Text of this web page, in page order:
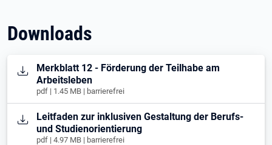
Downloads
Öffnet in neuem Tab
Merkblatt 12 - Förderung der Teilhabe am
Arbeitsleben
pdf | 1.45 MB | barrierefrei
Öffnet in neuem Tab
Leitfaden zur inklusiven Gestaltung der Berufs-
und Studienorientierung
pdf | 4.97 MB | barrierefrei